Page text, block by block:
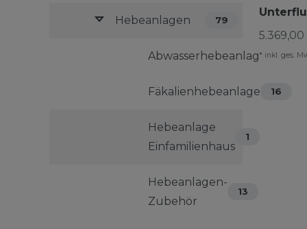
Hebeanlagen 79
Abwasserhebeanlage 23
Fäkalienhebeanlage 16
Hebeanlage
Einfamilienhaus
1
Hebeanlagen-
Zubehör
13
5.369,00
* inkl. ges.